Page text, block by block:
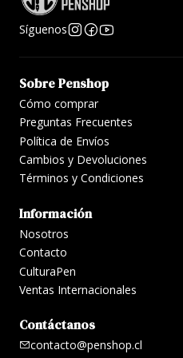
Síguenos
Sobre Penshop
Cómo comprar
Preguntas Frecuentes
Política de Envíos
Cambios y Devoluciones
Términos y Condiciones
Información
Nosotros
Contacto
CulturaPen
Ventas Internacionales
Contáctanos
contacto@penshop.cl